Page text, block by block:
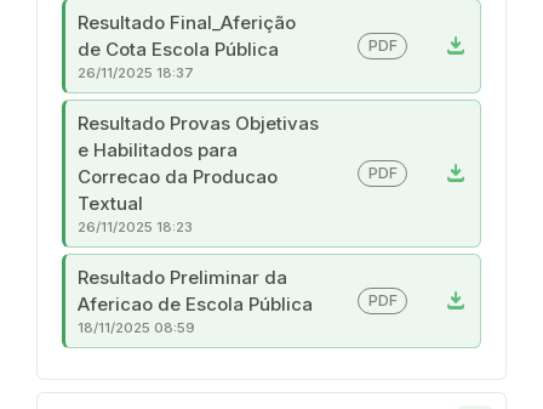
Resultado Final_Aferição
de Cota Escola Pública
download
PDF
26/11/2025 18:37
Resultado Provas Objetivas
e Habilitados para
Correcao da Producao
Textual
download
PDF
26/11/2025 18:23
Resultado Preliminar da
Afericao de Escola Pública
download
PDF
18/11/2025 08:59